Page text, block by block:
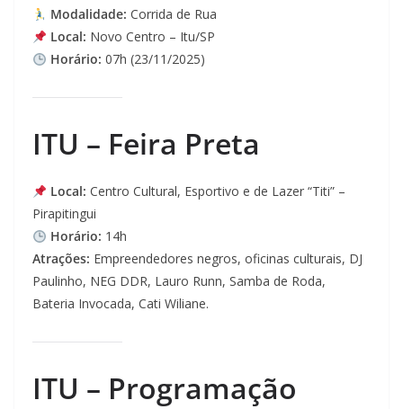
Modalidade: Corrida de Rua
Local: Novo Centro – Itu/SP
Horário: 07h (23/11/2025)
ITU – Feira Preta
Local: Centro Cultural, Esportivo e de Lazer “Titi” –
Pirapitingui
Horário: 14h
Atrações: Empreendedores negros, oficinas culturais, DJ
Paulinho, NEG DDR, Lauro Runn, Samba de Roda,
Bateria Invocada, Cati Wiliane.
ITU – Programação